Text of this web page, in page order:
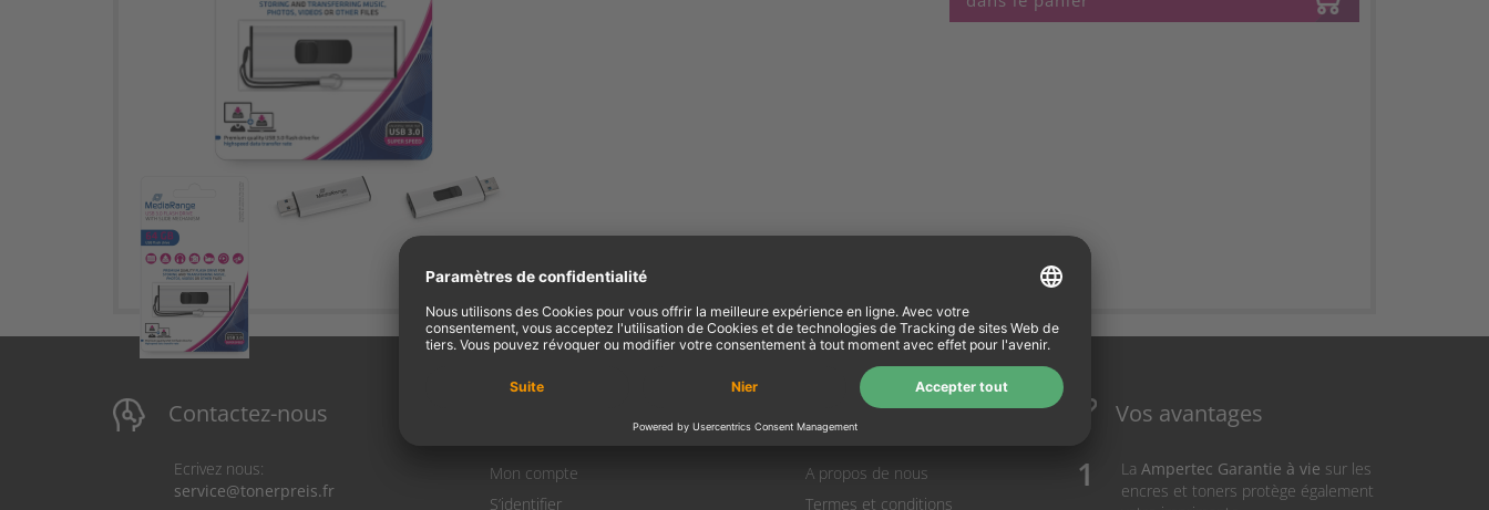
Contactez-nous
Ecrivez nous:
service@tonerpreis.fr
Mon compte
S’identifier
Information
A propos de nous
Termes et conditions
Vos avantages
La Ampertec Garantie à vie sur les
encres et toners protège également